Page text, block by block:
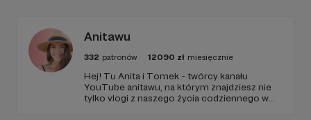
Anitawu
332 patronów 12090 zł miesięcznie
Hej! Tu Anita i Tomek - twórcy kanału
YouTube anitawu, na którym znajdziesz nie
tylko vlogi z naszego życia codziennego w